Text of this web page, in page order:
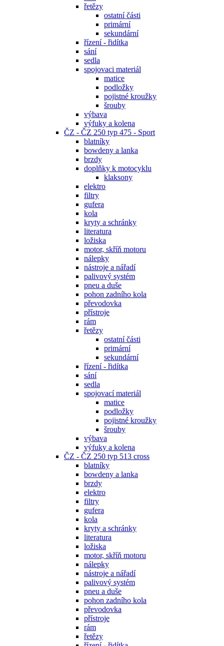
řetězy
ostatní části
primární
sekundární
řízení - řidítka
sání
sedla
spojovaci materiál
matice
podložky
pojistné kroužky
šrouby
výbava
výfuky a kolena
ČZ - ČZ 250 typ 475 - Sport
blatníky
bowdeny a lanka
brzdy
doplňky k motocyklu
klaksony
elektro
filtry
gufera
kola
kryty a schránky
literatura
ložiska
motor, skříň motoru
nálepky
nástroje a nářadí
palivový systém
pneu a duše
pohon zadního kola
převodovka
přístroje
rám
řetězy
ostatní části
primární
sekundární
řízení - řidítka
sání
sedla
spojovací materiál
matice
podložky
pojistné kroužky
šrouby
výbava
výfuky a kolena
ČZ - ČZ 250 typ 513 cross
blatníky
bowdeny a lanka
brzdy
elektro
filtry
gufera
kola
kryty a schránky
literatura
ložiska
motor, skříň motoru
nálepky
nástroje a nářadí
palivový systém
pneu a duše
pohon zadního kola
převodovka
přístroje
rám
řetězy